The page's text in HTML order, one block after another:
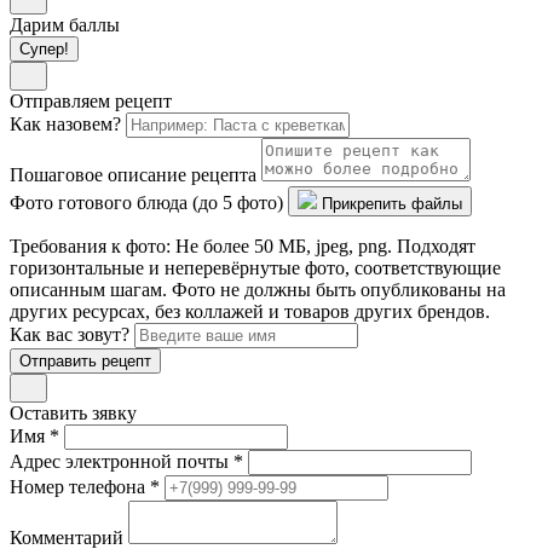
Дарим баллы
Супер!
Отправляем рецепт
Как назовем?
Пошаговое описание рецепта
Фото готового блюда (до 5 фото)
Прикрепить файлы
Требования к фото: Не более 50 МБ, jpeg, png. Подходят
горизонтальные и неперевёрнутые фото, соответствующие
описанным шагам. Фото не должны быть опубликованы на
других ресурсах, без коллажей и товаров других брендов.
Как вас зовут?
Отправить рецепт
Оставить зявку
Имя *
Адрес электронной почты *
Номер телефона *
Комментарий